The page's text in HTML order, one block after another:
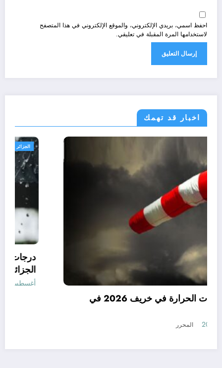
احفظ اسمي، بريدي الإلكتروني، والموقع الإلكتروني في هذا المتصفح
لاستخدامها المرة المقبلة في تعليقي.
اخبار قد تهمك
أغسطس 7, 2026